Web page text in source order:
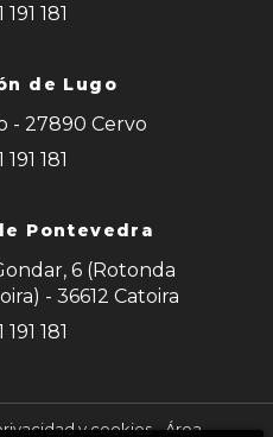
191 181
de Lugo
- 27890 Cervo
191 181
Pontevedra
6 (Rotonda
- 36612 Catoira
191 181
y cookies-Área